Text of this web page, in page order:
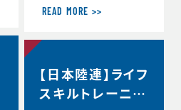
がらその時々の適切
との重要性を話して
バランスを理解するこ
とのメリットはそれだ
けにとどまりません。
READ MORE >>
【日本陸連】ライフ
スキルトレーニン